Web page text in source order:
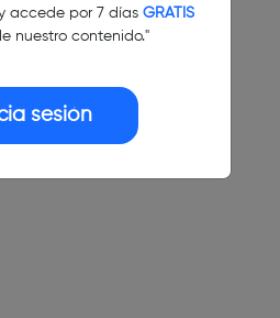
accede por 7 días GRATIS
nuestro contenido."
sesión